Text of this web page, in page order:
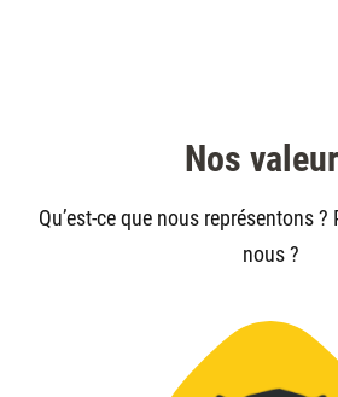
Nos
Qu’est-ce que nous représentons
nous ?